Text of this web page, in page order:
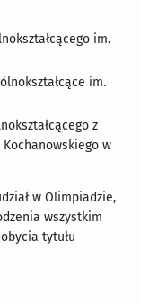
im.
im.
z
w
w Olimpiadzie,
wszystkim
tytułu